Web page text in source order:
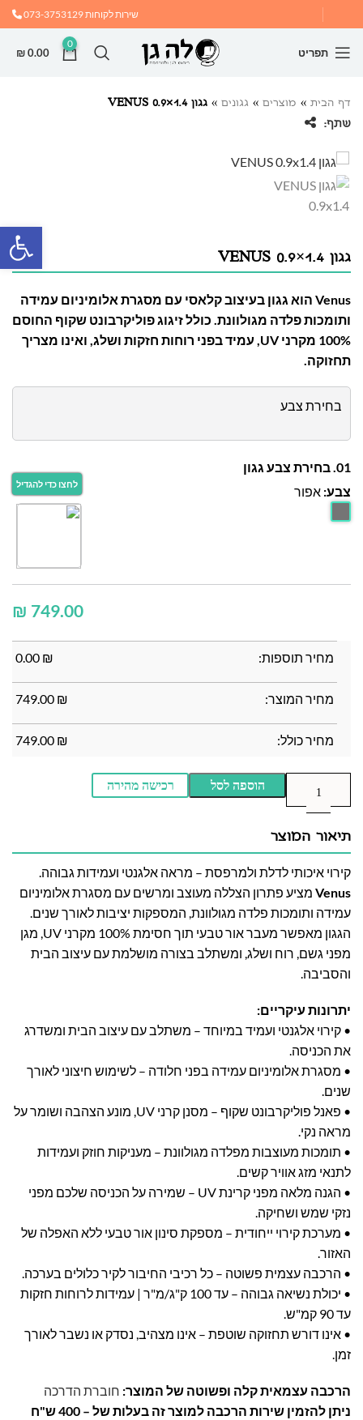
שירות לקוחות073-3753129
תפריט
0
₪0.00
דף הבית » מוצרים » גגונים » גגון VENUS 0.9×1.4
שתף:
גגון VENUS 0.9×1.4
Venus הוא גגון בעיצוב קלאסי עם מסגרת אלומיניום עמידה
ותומכות פלדה מגולוונת. כולל זיגוג פוליקרבונט שקוף החוסם
100% מקרני UV, עמיד בפני רוחות חזקות ושלג, ואינו מצריך
תחזוקה.
בחירת צבע
01. בחירת צבע גגון
צבע: אפור
₪
מחיר תוספות: ₪
0.00
מחיר המוצר: ₪
749.00
מחיר כולל: ₪
749.00
הוספה לסל רכישה מהירה
תיאור המוצר
קירוי איכותי לדלת ולמרפסת – מראה אלגנטי ועמידות גבוהה.
Venus מציע פתרון הצללה מעוצב ומרשים עם מסגרת אלומיניום
עמידה ותומכות פלדה מגולוונת, המספקות יציבות לאורך שנים.
הגגון מאפשר מעבר אור טבעי תוך חסימת 100% מקרני UV, מגן
מפני גשם, רוח ושלג, ומשתלב בצורה מושלמת עם עיצוב הבית
והסביבה.
יתרונות עיקריים:
• קירוי אלגנטי ועמיד במיוחד – משתלב עם עיצוב הבית ומשדרג
את הכניסה.
• מסגרת אלומיניום עמידה בפני חלודה – לשימוש חיצוני לאורך
שנים.
• פאנל פוליקרבונט שקוף – מסנן קרני UV, מונע הצהבה ושומר על
מראה נקי.
• תומכות מעוצבות מפלדה מגולוונת – מעניקות חוזק ועמידות
לתנאי מזג אוויר קשים.
• הגנה מלאה מפני קרינת UV – שמירה על הכניסה שלכם מפני
נזקי שמש ושחיקה.
• מערכת קירוי ייחודית – מספקת סינון אור טבעי ללא האפלה של
האזור.
• הרכבה עצמית פשוטה – כל רכיבי החיבור לקיר כלולים בערכה.
• יכולת נשיאה גבוהה – עד 100 ק"ג/מ"ר | עמידות לרוחות חזקות
עד 90 קמ"ש.
• אינו דורש תחזוקה שוטפת – אינו מצהיב, נסדק או נשבר לאורך
זמן.
הרכבה עצמאית קלה ופשוטה של המוצר: חוברת הדרכה
ניתן להזמין שירות הרכבה למוצר זה בעלות של – 400 ש"ח